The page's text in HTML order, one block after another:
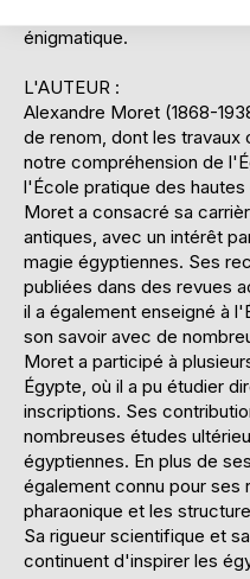
énigmatique.
L'AUTEUR :
Alexandre Moret (1868-
de renom, dont les travaux
notre compréhension de
l'École pratique des
Moret a consacré sa
antiques, avec un intérêt
magie égyptiennes. Ses
publiées dans des revues
il a également enseigné à
son savoir avec de
Moret a participé à
Égypte, où il a pu étudier
inscriptions. Ses
nombreuses études
égyptiennes. En plus de
également connu pour ses
pharaonique et les
Sa rigueur scientifique et
continuent d'inspirer les